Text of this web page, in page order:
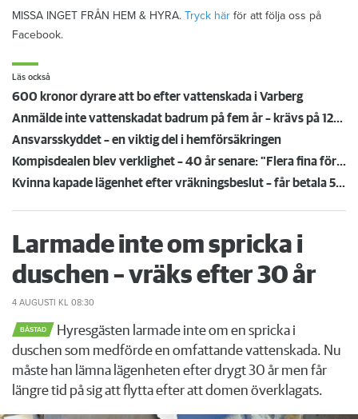
MISSA INGET FRÅN HEM & HYRA. Tryck här för att följa oss på
Facebook.
Läs också
600 kronor dyrare att bo efter vattenskada i Varberg
Anmälde inte vattenskadat badrum på fem år – krävs på 125 000 kronor
Ansvarsskyddet – en viktig del i hemförsäkringen
Kompisdealen blev verklighet – 40 år senare: "Flera fina fördelar med att dela bostad"
Kvinna kapade lägenhet efter vräkningsbeslut – får betala 50 000
Larmade inte om spricka i
duschen – vräks efter 30 år
4 AUGUSTI KL 08:30
BÅSTAD
Hyresgästen larmade inte om en spricka i
duschen som medförde en omfattande vattenskada. Nu
måste han lämna lägenheten efter drygt 30 år men får
längre tid på sig att flytta efter att domen överklagats.